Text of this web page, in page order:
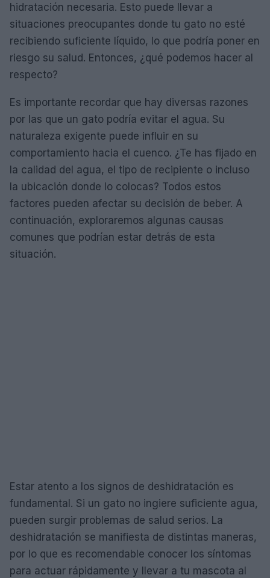
hidratación necesaria. Esto puede llevar a
situaciones preocupantes donde tu gato no esté
recibiendo suficiente líquido, lo que podría poner en
riesgo su salud. Entonces, ¿qué podemos hacer al
respecto?
Es importante recordar que hay diversas razones
por las que un gato podría evitar el agua. Su
naturaleza exigente puede influir en su
comportamiento hacia el cuenco. ¿Te has fijado en
la calidad del agua, el tipo de recipiente o incluso
la ubicación donde lo colocas? Todos estos
factores pueden afectar su decisión de beber. A
continuación, exploraremos algunas causas
comunes que podrían estar detrás de esta
situación.
Estar atento a los signos de deshidratación es
fundamental. Si un gato no ingiere suficiente agua,
pueden surgir problemas de salud serios. La
deshidratación se manifiesta de distintas maneras,
por lo que es recomendable conocer los síntomas
para actuar rápidamente y llevar a tu mascota al